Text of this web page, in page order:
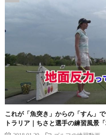
これが「魚突き」からの「すん」
トラリア｜ちさと選手の練習風景